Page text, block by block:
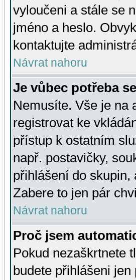
vyloučeni a stále se
jméno a heslo.
kontaktujte
Návrat nahoru
Je vůbec potřeba
Nemusíte. Vše je na
registrovat ke
přístup k ostatním
např. postavičky,
přihlášení do skupin,
Zabere to jen pár
Návrat nahoru
Proč jsem
Pokud nezaškrtnete
budete přihlášeni